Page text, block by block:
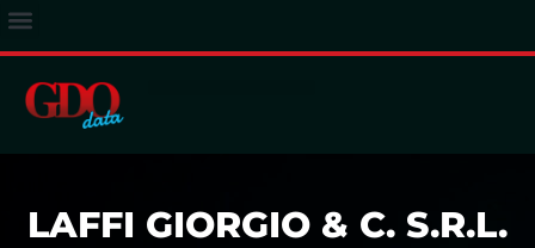
LAFFI GIORGIO & C. S.R.L.